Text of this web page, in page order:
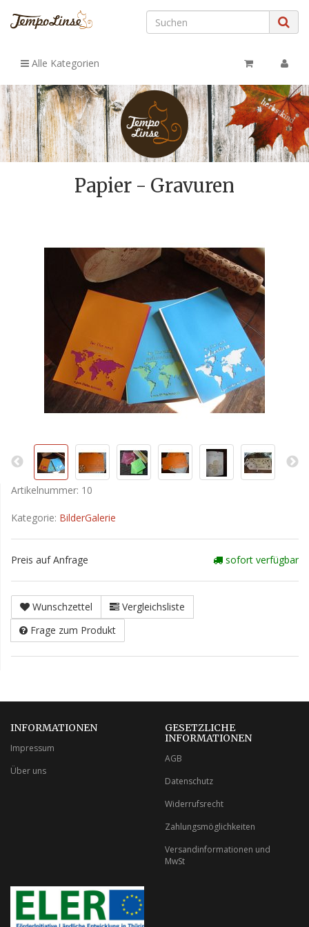
Alle Kategorien
Papier - Gravuren
Artikelnummer: 10
Kategorie: BilderGalerie
Preis auf Anfrage sofort verfügbar
Wunschzettel
Vergleichsliste
Frage zum Produkt
INFORMATIONEN
Impressum
Über uns
GESETZLICHE
INFORMATIONEN
AGB
Datenschutz
Widerrufsrecht
Zahlungsmöglichkeiten
Versandinformationen und
MwSt